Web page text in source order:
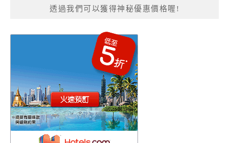
透過我們可以獲得神秘優惠價格喔!